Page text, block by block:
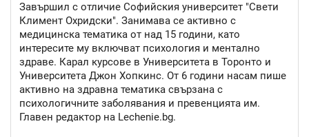
Завършил с отличие Софийския университет "Свети
Климент Охридски". Занимава се активно с
медицинска тематика от над 15 години, като
интересите му включват психология и ментално
здраве. Карал курсове в Университета в Торонто и
Университета Джон Хопкинс. От 6 години насам пише
активно на здравна тематика свързана с
психологичните заболявания и превенцията им.
Главен редактор на Lechenie.bg.